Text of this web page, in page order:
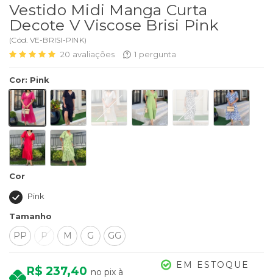
Vestido Midi Manga Curta
Decote V Viscose Brisi Pink
(Cód. VE-BRISI-PINK)
20 avaliações 1 pergunta
Cor: Pink
Cor
Pink
Tamanho
PP P M G GG
R$ 237,40 no pix à
EM ESTOQUE